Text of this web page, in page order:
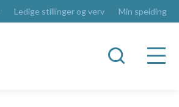
Ledige stillinger og verv Min speiding